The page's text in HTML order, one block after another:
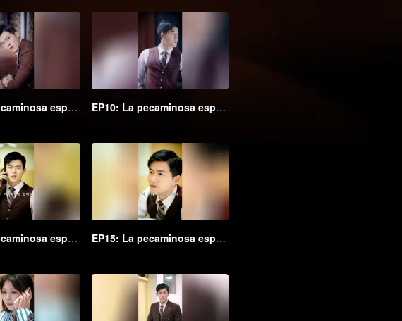
EP09: La pecaminosa esposa secreta del Maestro Go (Ver. Coreana) EP10: La pecaminosa esposa secreta del Maestro Go (Ver. Coreana)
EP14: La pecaminosa esposa secreta del Maestro Go (Ver. Coreana) EP15: La pecaminosa esposa secreta del Maestro Go (Ver. Coreana)